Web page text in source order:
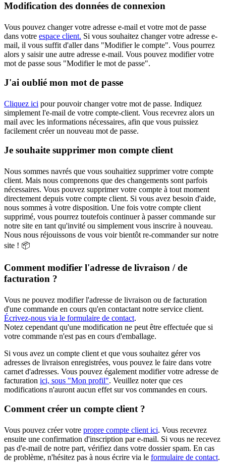
Modification des données de connexion
Vous pouvez changer votre adresse e-mail et votre mot de passe
dans votre espace client. Si vous souhaitez changer votre adresse e-
mail, il vous suffit d'aller dans "Modifier le compte". Vous pourrez
alors y saisir une autre adresse e-mail. Vous pouvez modifier votre
mot de passe sous "Modifier le mot de passe".
J'ai oublié mon mot de passe
Cliquez ici pour pouvoir changer votre mot de passe. Indiquez
simplement l'e-mail de votre compte-client. Vous recevrez alors un
mail avec les informations nécessaires, afin que vous puissiez
facilement créer un nouveau mot de passe.
Je souhaite supprimer mon compte client
Nous sommes navrés que vous souhaitiez supprimer votre compte
client. Mais nous comprenons que des changements sont parfois
nécessaires. Vous pouvez supprimer votre compte à tout moment
directement depuis votre compte client. Si vous avez besoin d'aide,
nous sommes à votre disposition. Une fois votre compte client
supprimé, vous pourrez toutefois continuer à passer commande sur
notre site en tant qu'invité ou simplement vous inscrire à nouveau.
Nous nous réjouissons de vous voir bientôt re-commander sur notre
site ! 📦
Comment modifier l'adresse de livraison / de
facturation ?
Vous ne pouvez modifier l'adresse de livraison ou de facturation
d'une commande en cours qu'en contactant notre service client.
Écrivez-nous via le formulaire de contact.
Notez cependant qu'une modification ne peut être effectuée que si
votre commande n'est pas en cours d'emballage.
Si vous avez un compte client et que vous souhaitez gérer vos
adresses de livraison enregistrées, vous pouvez le faire dans votre
carnet d'adresses. Vous pouvez également modifier votre adresse de
facturation ici, sous "Mon profil". Veuillez noter que ces
modifications n'auront aucun effet sur vos commandes en cours.
Comment créer un compte client ?
Vous pouvez créer votre propre compte client ici. Vous recevrez
ensuite une confirmation d'inscription par e-mail. Si vous ne recevez
pas d'e-mail de notre part, vérifiez dans votre dossier spam. En cas
de problème, n'hésitez pas à nous écrire via le formulaire de contact.